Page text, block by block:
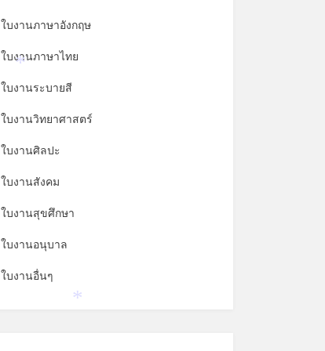
ใบงานภาษาอังกฤษ
ใบงานภาษาไทย
ใบงานระบายสี
ใบงานวิทยาศาสตร์
ใบงานศิลปะ
ใบงานสังคม
ใบงานสุขศึกษา
ใบงานอนุบาล
ใบงานอื่นๆ
*